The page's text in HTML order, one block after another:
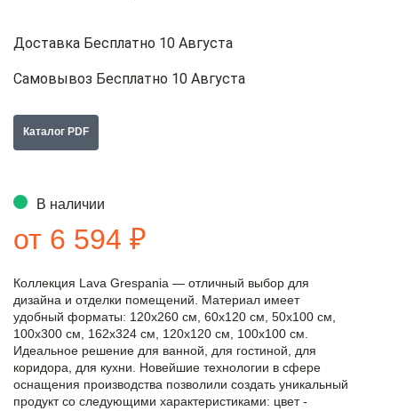
Доставка Бесплатно 10 Августа
Самовывоз Бесплатно 10 Августа
Каталог PDF
В наличии
от 6 594 ₽
Коллекция Lava Grespania — отличный выбор для
дизайна и отделки помещений. Материал имеет
удобный форматы: 120x260 см, 60x120 см, 50x100 см,
100x300 см, 162x324 см, 120x120 см, 100x100 см.
Идеальное решение для ванной, для гостиной, для
коридора, для кухни. Новейшие технологии в сфере
оснащения производства позволили создать уникальный
продукт со следующими характеристиками: цвет -